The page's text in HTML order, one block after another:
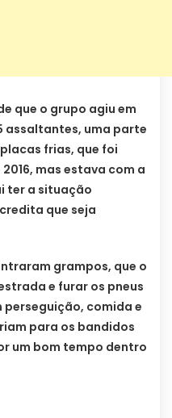
que o grupo agiu em
assaltantes, uma parte
frias, que foi
mas estava com a
ter a situação
que seja
grampos, que o
e furar os pneus
perseguição, comida e
para os bandidos
um bom tempo dentro